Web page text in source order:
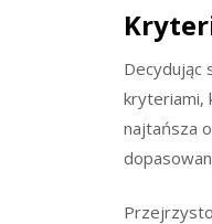
Decydując
kryteriami,
najtańsza